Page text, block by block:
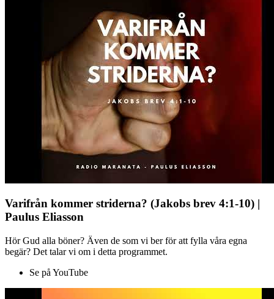
Varifrån kommer striderna? (Jakobs brev 4:1-10) |
Paulus Eliasson
Hör Gud alla böner? Även de som vi ber för att fylla våra egna
begär? Det talar vi om i detta programmet.
Se på YouTube